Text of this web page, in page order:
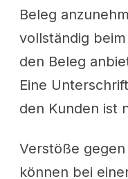
Beleg
vollständig
den Beleg
Eine
den Kunden ist
Verstöße
können bei